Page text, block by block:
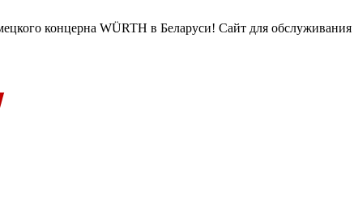
концерна WÜRTH в Беларуси! Сайт для